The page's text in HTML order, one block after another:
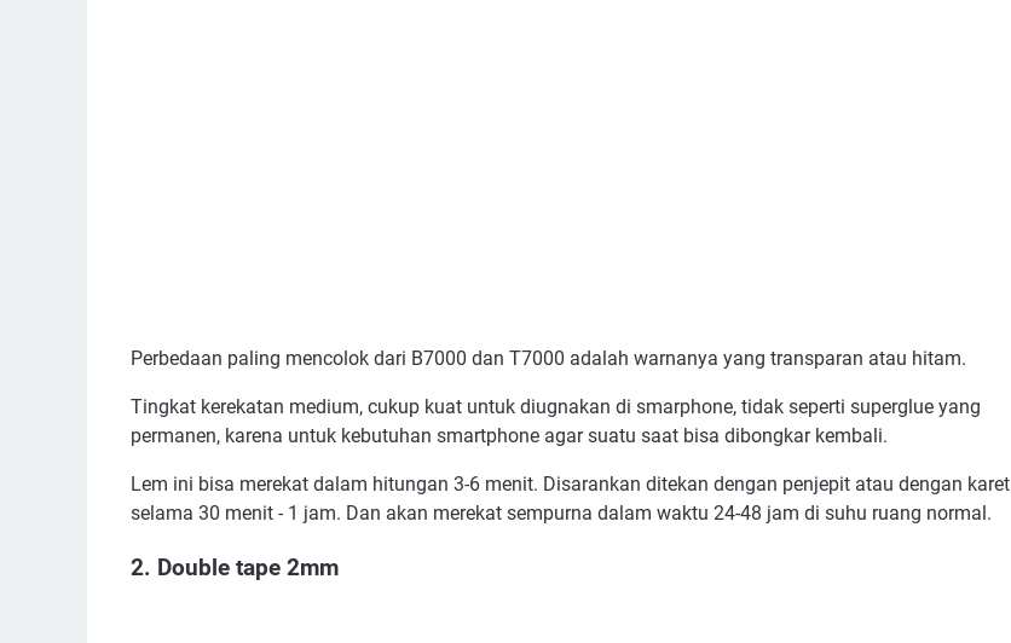
Perbedaan paling mencolok dari B7000 dan T7000 adalah warnanya yang transparan atau hitam.
Tingkat kerekatan medium, cukup kuat untuk diugnakan di smarphone, tidak seperti superglue yang
permanen, karena untuk kebutuhan smartphone agar suatu saat bisa dibongkar kembali.
Lem ini bisa merekat dalam hitungan 3-6 menit. Disarankan ditekan dengan penjepit atau dengan karet
selama 30 menit - 1 jam. Dan akan merekat sempurna dalam waktu 24-48 jam di suhu ruang normal.
2. Double tape 2mm